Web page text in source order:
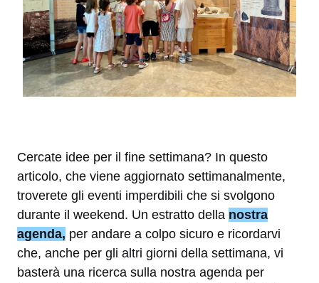
Cercate idee per il fine settimana? In questo
articolo, che viene aggiornato settimanalmente,
troverete gli eventi imperdibili che si svolgono
durante il weekend. Un estratto della nostra
agenda, per andare a colpo sicuro e ricordarvi
che, anche per gli altri giorni della settimana, vi
basterà una ricerca sulla nostra agenda per